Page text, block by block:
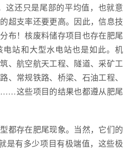
这还只是尾部的平均值，也就意
超支率还要更高。因此，信息技
布！核废料储存项目也存在肥尾
站和大型水电站也是如此。机
、航空航天工程、隧道、采矿工
、常规铁路、桥梁、石油工程、
这些项目的结果也都遵从肥尾
都存在肥尾现象。当然，它们的
是有多少项目有极端值，这些极